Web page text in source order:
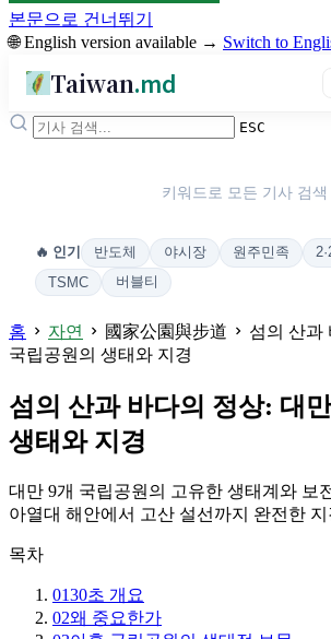
본문으로 건너뛰기
🌐 English version available → Switch to
Taiwan.md
ESC
키워드로 모든 기사 검색
🔥 인기 반도체 야시장 원주민족
TSMC
버블티
홈 자연 國家公園與步道
섬의 산과
국립공원의 생태와 지경
섬의 산과 바다의 정상: 대
생태와 지경
대만 9개 국립공원의 고유한 생태계와 보
아열대 해안에서 고산 설선까지 완전한
목차
0130초 개요
02왜 중요한가